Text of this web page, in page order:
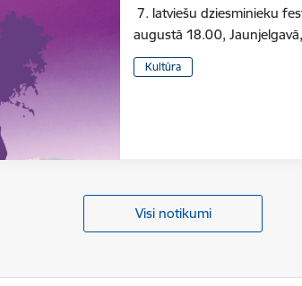
7. latviešu dziesminieku
augustā 18.00,
Kultūra
Visi notikumi